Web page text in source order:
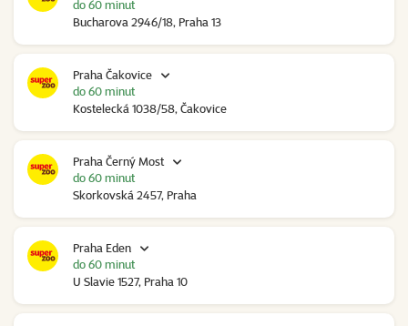
Bucharova 2946/18, Praha 13
do 60 minut
Praha Čakovice
Kostelecká 1038/58, Čakovice
do 60 minut
Praha Černý Most
Skorkovská 2457, Praha
do 60 minut
Praha Eden
U Slavie 1527, Praha 10
do 60 minut